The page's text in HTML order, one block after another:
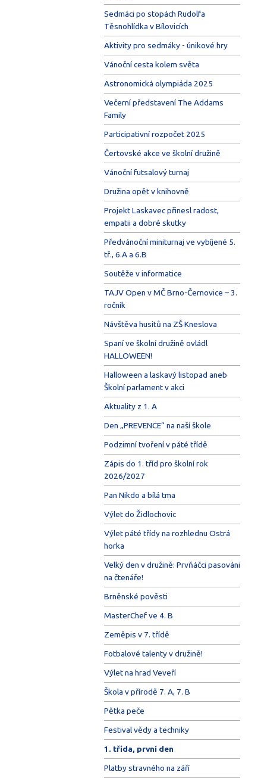
Sedmáci po stopách Rudolfa
Těsnohlídka v Bílovicích
Aktivity pro sedmáky - únikové hry
Vánoční cesta kolem světa
Astronomická olympiáda 2025
Večerní představení The Addams
Family
Participativní rozpočet 2025
Čertovské akce ve školní družině
Vánoční futsalový turnaj
Družina opět v knihovně
Projekt Laskavec přinesl radost,
empatii a dobré skutky
Předvánoční miniturnaj ve vybíjené 5.
tř., 6.A a 6.B
Soutěže v informatice
TAJV Open v MČ Brno-Černovice – 3.
ročník
Návštěva husitů na ZŠ Kneslova
Spaní ve školní družině ovládl
HALLOWEEN!
Halloween a laskavý listopad aneb
Školní parlament v akci
Aktuality z 1. A
Den „PREVENCE“ na naší škole
Podzimní tvoření v páté třídě
Zápis do 1. tříd pro školní rok
2026/2027
Pan Nikdo a bílá tma
Výlet do Židlochovic
Výlet páté třídy na rozhlednu Ostrá
horka
Velký den v družině: Prvňáčci pasováni
na čtenáře!
Brněnské pověsti
MasterChef ve 4. B
Zeměpis v 7. třídě
Fotbalové talenty v družině!
Výlet na hrad Veveří
Škola v přírodě 7. A, 7. B
Pětka peče
Festival vědy a techniky
1. třída, první den
Platby stravného na září